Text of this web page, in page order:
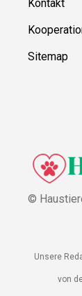
Kontakt
Sitemap
©
Unsere
von